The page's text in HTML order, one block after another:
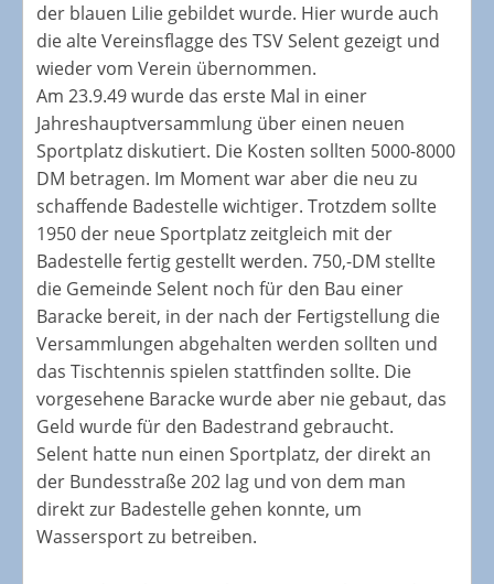
der blauen Lilie gebildet wurde. Hier wurde auch
die alte Vereinsflagge des TSV Selent gezeigt und
wieder vom Verein übernommen.
Am 23.9.49 wurde das erste Mal in einer
Jahreshauptversammlung über einen neuen
Sportplatz diskutiert. Die Kosten sollten 5000-8000
DM betragen. Im Moment war aber die neu zu
schaffende Badestelle wichtiger. Trotzdem sollte
1950 der neue Sportplatz zeitgleich mit der
Badestelle fertig gestellt werden. 750,-DM stellte
die Gemeinde Selent noch für den Bau einer
Baracke bereit, in der nach der Fertigstellung die
Versammlungen abgehalten werden sollten und
das Tischtennis spielen stattfinden sollte. Die
vorgesehene Baracke wurde aber nie gebaut, das
Geld wurde für den Badestrand gebraucht.
Selent hatte nun einen Sportplatz, der direkt an
der Bundesstraße 202 lag und von dem man
direkt zur Badestelle gehen konnte, um
Wassersport zu betreiben.